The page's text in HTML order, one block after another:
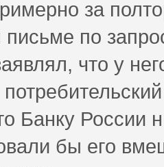
за
по
что у
Банку России
бы его